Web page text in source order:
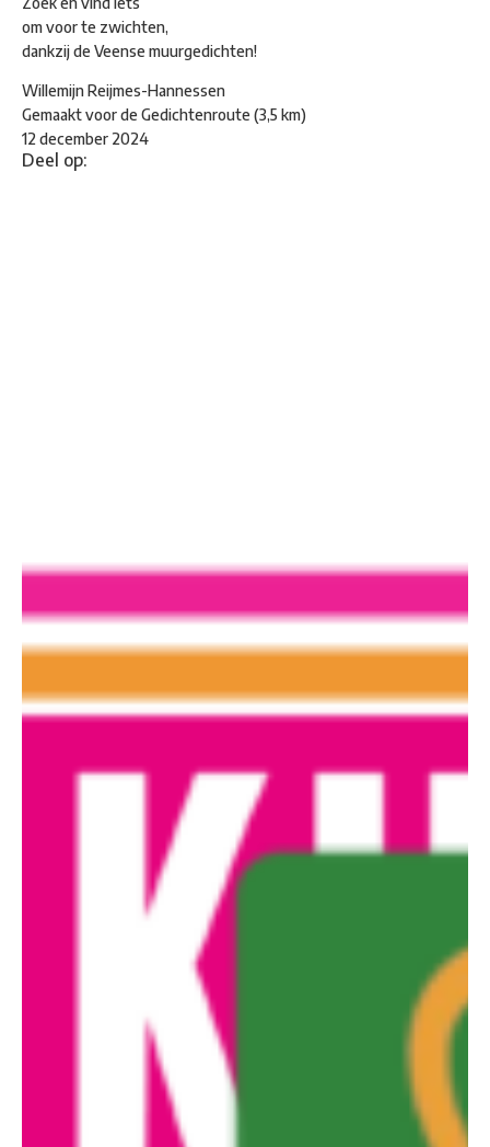
om voor te zwichten,
dankzij de Veense muurgedichten!
Willemijn Reijmes-Hannessen
Gemaakt voor de Gedichtenroute (3,5 km)
12 december 2024
Deel op: